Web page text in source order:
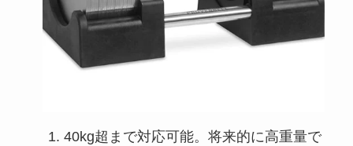
40kg超まで対応可能。将来的に高重量で